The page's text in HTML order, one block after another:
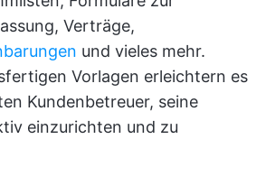
Verträge,
und vieles mehr.
Vorlagen erleichtern es
Kundenbetreuer, seine
einzurichten und zu